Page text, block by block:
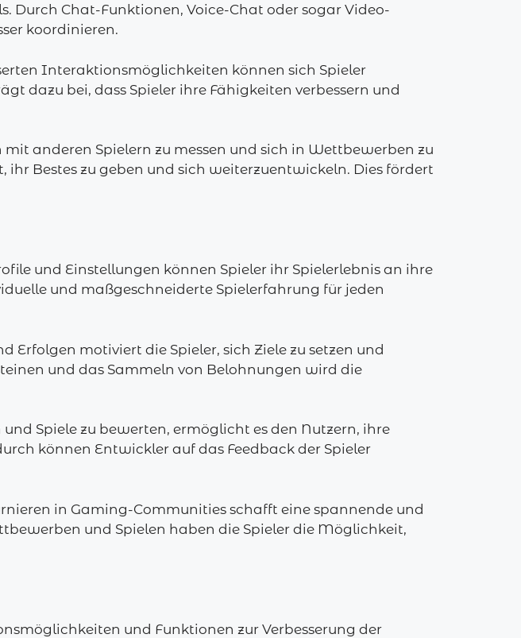
Durch Chat-Funktionen, Voice-Chat oder sogar Video-
koordinieren.
Interaktionsmöglichkeiten können sich Spieler
dazu bei, dass Spieler ihre Fähigkeiten verbessern und
anderen Spielern zu messen und sich in Wettbewerben zu
ihr Bestes zu geben und sich weiterzuentwickeln. Dies fördert
und Einstellungen können Spieler ihr Spielerlebnis an ihre
und maßgeschneiderte Spielerfahrung für jeden
motiviert die Spieler, sich Ziele zu setzen und
und das Sammeln von Belohnungen wird die
Spiele zu bewerten, ermöglicht es den Nutzern, ihre
können Entwickler auf das Feedback der Spieler
in Gaming-Communities schafft eine spannende und
und Spielen haben die Spieler die Möglichkeit,
und Funktionen zur Verbesserung der